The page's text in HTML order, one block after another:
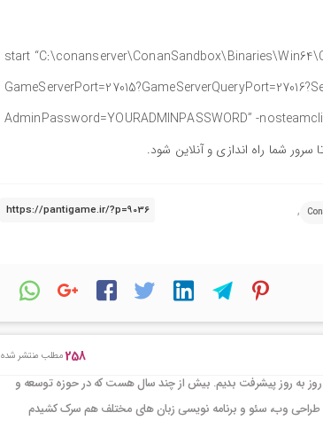
start
AdminPassword=YOURADMINPASSWORD” -
,
258مطلب منتشر شده
روز به روز پیشرفت بدیم. بیش از چند سال هست که در حوزه توسعه و
طراحی وب، سئو و برنامه نویسی زبان های مختلف هم سرک کشیدم